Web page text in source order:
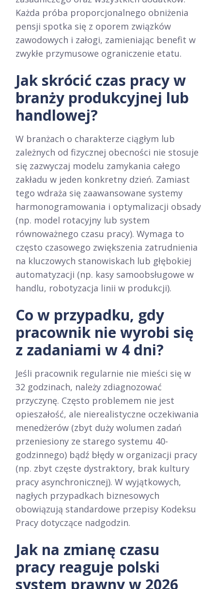
Każda próba proporcjonalnego obniżenia
pensji spotka się z oporem związków
zawodowych i załogi, zamieniając benefit w
zwykłe przymusowe ograniczenie etatu.
Jak skrócić czas pracy w
branży produkcyjnej lub
handlowej?
W branżach o charakterze ciągłym lub
zależnych od fizycznej obecności nie stosuje
się zazwyczaj modelu zamykania całego
zakładu w jeden konkretny dzień. Zamiast
tego wdraża się zaawansowane systemy
harmonogramowania i optymalizacji obsady
(np. model rotacyjny lub system
równoważnego czasu pracy). Wymaga to
często czasowego zwiększenia zatrudnienia
na kluczowych stanowiskach lub głębokiej
automatyzacji (np. kasy samoobsługowe w
handlu, robotyzacja linii w produkcji).
Co w przypadku, gdy
pracownik nie wyrobi się
z zadaniami w 4 dni?
Jeśli pracownik regularnie nie mieści się w
32 godzinach, należy zdiagnozować
przyczynę. Często problemem nie jest
opieszałość, ale nierealistyczne oczekiwania
menedżerów (zbyt duży wolumen zadań
przeniesiony ze starego systemu 40-
godzinnego) bądź błędy w organizacji pracy
(np. zbyt częste dystraktory, brak kultury
pracy asynchronicznej). W wyjątkowych,
nagłych przypadkach biznesowych
obowiązują standardowe przepisy Kodeksu
Pracy dotyczące nadgodzin.
Jak na zmianę czasu
pracy reaguje polski
system prawny w 2026